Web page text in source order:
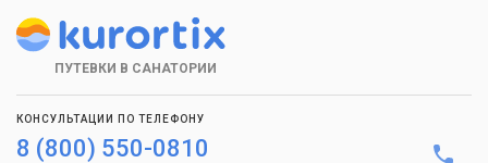
ПУТЕВКИ В САНАТОРИИ
КОНСУЛЬТАЦИИ ПО ТЕЛЕФОНУ
8 (800) 550-0810